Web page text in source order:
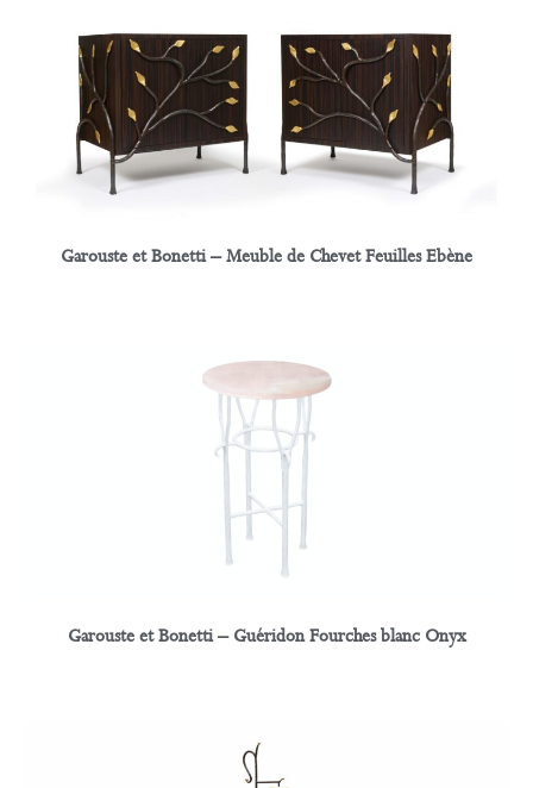
Garouste et Bonetti – Meuble de Chevet Feuilles Ebène
Garouste et Bonetti – Guéridon Fourches blanc Onyx